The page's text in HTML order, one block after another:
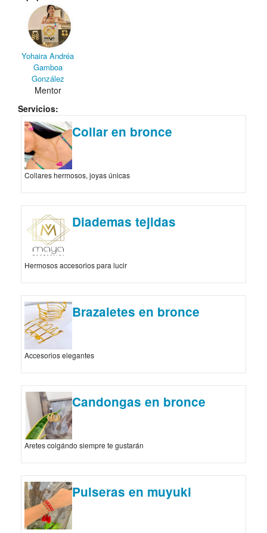
Yohaira Andréa
Gamboa
González
Mentor
Servicios:
Collar en bronce
Collares hermosos, joyas únicas
Diademas tejidas
Hermosos accesorios para lucir
Brazaletes en bronce
Accesorios elegantes
Candongas en bronce
Aretes colgándo siempre te gustarán
Pulseras en muyuki